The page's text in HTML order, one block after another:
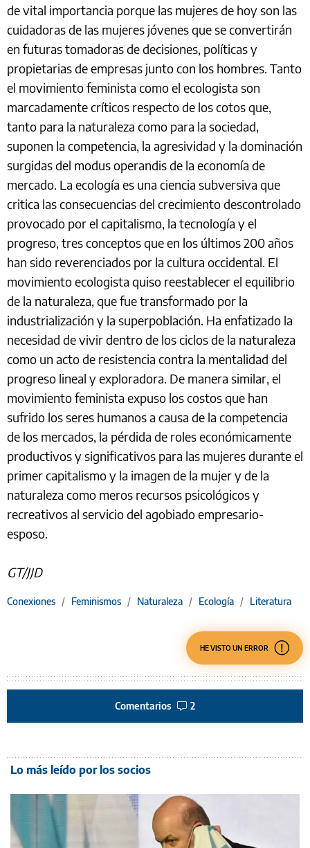
de vital importancia porque las mujeres de hoy son las
cuidadoras de las mujeres jóvenes que se convertirán
en futuras tomadoras de decisiones, políticas y
propietarias de empresas junto con los hombres. Tanto
el movimiento feminista como el ecologista son
marcadamente críticos respecto de los cotos que,
tanto para la naturaleza como para la sociedad,
suponen la competencia, la agresividad y la dominación
surgidas del modus operandis de la economía de
mercado. La ecología es una ciencia subversiva que
critica las consecuencias del crecimiento descontrolado
provocado por el capitalismo, la tecnología y el
progreso, tres conceptos que en los últimos 200 años
han sido reverenciados por la cultura occidental. El
movimiento ecologista quiso reestablecer el equilibrio
de la naturaleza, que fue transformado por la
industrialización y la superpoblación. Ha enfatizado la
necesidad de vivir dentro de los ciclos de la naturaleza
como un acto de resistencia contra la mentalidad del
progreso lineal y exploradora. De manera similar, el
movimiento feminista expuso los costos que han
sufrido los seres humanos a causa de la competencia
de los mercados, la pérdida de roles económicamente
productivos y significativos para las mujeres durante el
primer capitalismo y la imagen de la mujer y de la
naturaleza como meros recursos psicológicos y
recreativos al servicio del agobiado empresario-
esposo.
GT/JJD
Conexiones / Feminismos / Naturaleza / Ecología / Literatura
HE VISTO UN ERROR
Comentarios 2
Lo más leído por los socios